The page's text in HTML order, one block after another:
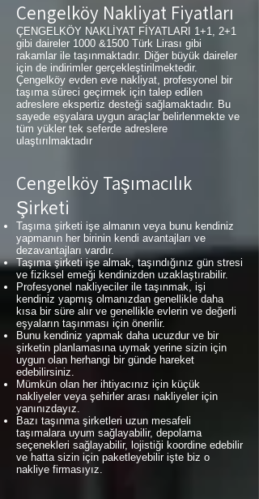
Çengelköy Nakliyat Fiyatları
ÇENGELKÖY NAKLİYAT FİYATLARI 1+1, 2+1
gibi daireler 1000 &1500 Türk Lirası gibi
rakamlar ile taşınmaktadır. Diğer büyük daireler
için de indirimler gerçekleştirilmektedir.
Çengelköy evden eve nakliyat, profesyonel bir
taşıma süreci geçirmek için talep edilen
adreslere ekspertiz desteği sağlamaktadır. Bu
sayede eşyalara uygun araçlar belirlenmekte ve
tüm yükler tek seferde adreslere
ulaştırılmaktadır
Çengelköy Taşımacılık
Şirketi
Taşıma şirketi işe almanın veya bunu kendiniz
yapmanın her birinin kendi avantajları ve
dezavantajları vardır.
Taşıma şirketi işe almak, taşındığınız gün stresi
ve fiziksel emeği kendinizden uzaklaştırabilir.
Profesyonel nakliyeciler ile taşınmak, işi
kendiniz yapmış olmanızdan genellikle daha
kısa bir süre alır ve genellikle evlerin ve değerli
eşyaların taşınması için önerilir.
Bunu kendiniz yapmak daha ucuzdur ve bir
şirketin planlamasına uymak yerine sizin için
uygun olan herhangi bir günde hareket
edebilirsiniz.
Mümkün olan her ihtiyacınız için küçük
nakliyeler veya şehirler arası nakliyeler için
yanınızdayız.
Bazı taşınma şirketleri uzun mesafeli
taşımalara uyum sağlayabilir, depolama
seçenekleri sağlayabilir, lojistiği koordine edebilir
ve hatta sizin için paketleyebilir işte biz o
nakliye firmasıyız.